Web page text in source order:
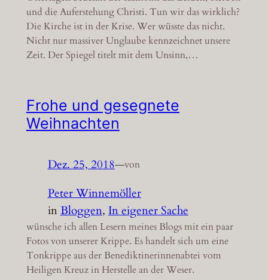
und die Auferstehung Christi. Tun wir das wirklich?
Die Kirche ist in der Krise. Wer wüsste das nicht.
Nicht nur massiver Unglaube kennzeichnet unsere
Zeit. Der Spiegel titelt mit dem Unsinn,…
Frohe und gesegnete
Weihnachten
Dez. 25, 2018—von
Peter Winnemöller
inBloggen, In eigener Sache
wünsche ich allen Lesern meines Blogs mit ein paar
Fotos von unserer Krippe. Es handelt sich um eine
Tonkrippe aus der Benediktinerinnenabtei vom
Heiligen Kreuz in Herstelle an der Weser.